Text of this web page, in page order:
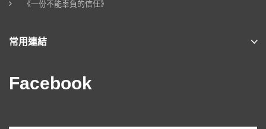
《一份不能辜負的信任》
常用連結
Facebook